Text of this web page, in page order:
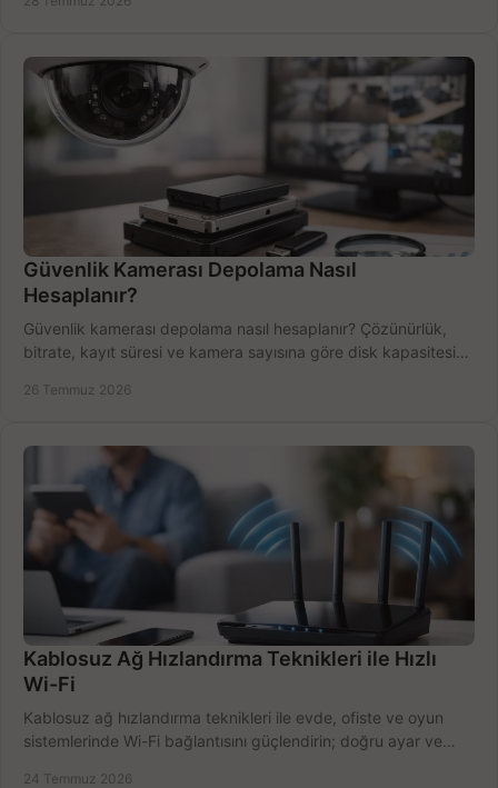
Güvenlik Kamerası Depolama Nasıl
Hesaplanır?
Güvenlik kamerası depolama nasıl hesaplanır? Çözünürlük,
bitrate, kayıt süresi ve kamera sayısına göre disk kapasitesini
26 Temmuz 2026
Kablosuz Ağ Hızlandırma Teknikleri ile Hızlı
Wi-Fi
Kablosuz ağ hızlandırma teknikleri ile evde, ofiste ve oyun
sistemlerinde Wi-Fi bağlantısını güçlendirin; doğru ayar ve
24 Temmuz 2026